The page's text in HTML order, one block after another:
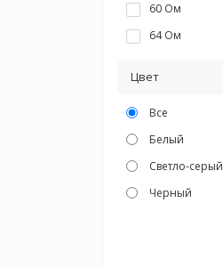
60 Ом
64 Ом
Цвет
Все
Белый
Светло-серый
Черный